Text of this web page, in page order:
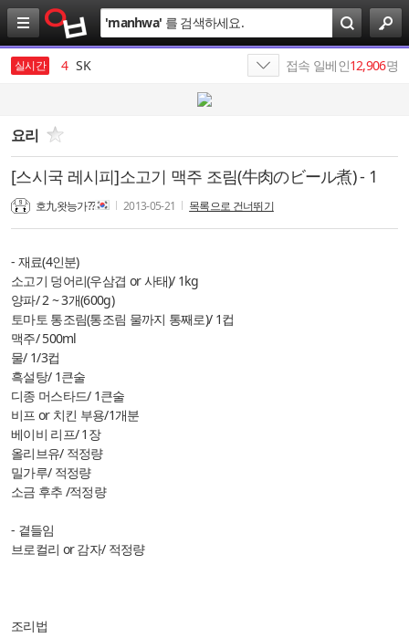
검
색
'manhwa' 를 검색하세요.
실시간
3 살라박살라
4 SK
6
7
SK텔레콤
8 SKT
9 HBM
10
1 19
접속 일베인12,906명
요리
[스시국 레시피]소고기 맥주 조림(牛肉のビール煮) - 1
호九왓능가?? 2013-05-21 목록으로 건너뛰기
- 재료(4인분)
소고기 덩어리(우삼겹 or 사태)/ 1kg
양파/ 2 ~ 3개(600g)
토마토 통조림(통조림 물까지 통째로)/ 1컵
맥주/ 500ml
물/ 1/3컵
흑설탕/ 1큰술
디종 머스타드/ 1큰술
비프 or 치킨 부용/1개분
베이비 리프/ 1장
올리브유/ 적정량
밀가루/ 적정량
소금 후추 /적정량
- 곁들임
브로컬리 or 감자/ 적정량
조리법